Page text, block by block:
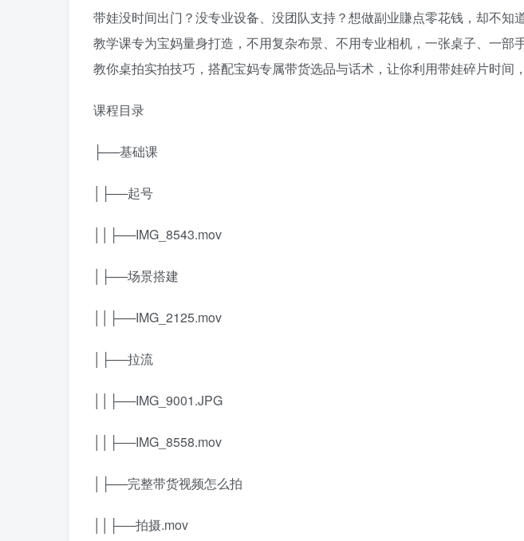
带娃没时间出门？没专业设备、没团队支持？想做副业賺点零花钱，却不知
教学课专为宝妈量身打造，不用复杂布景、不用专业相机，一张桌子、一部
教你桌拍实拍技巧，搭配宝妈专属带货选品与话术，让你利用带娃碎片时间
课程目录
├──基础课
│├──起号
││├──IMG_8543.mov
│├──场景搭建
││├──IMG_2125.mov
│├──拉流
││├──IMG_9001.JPG
││├──IMG_8558.mov
│├──完整带货视频怎么拍
││├──拍摄.mov